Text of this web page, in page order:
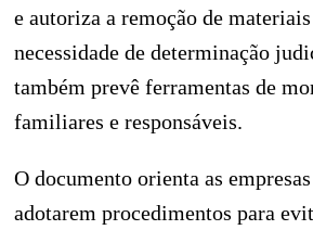
e autoriza a remoção de
necessidade de determinação
também prevê ferramentas de
familiares e responsáveis.
O documento orienta as
adotarem procedimentos para